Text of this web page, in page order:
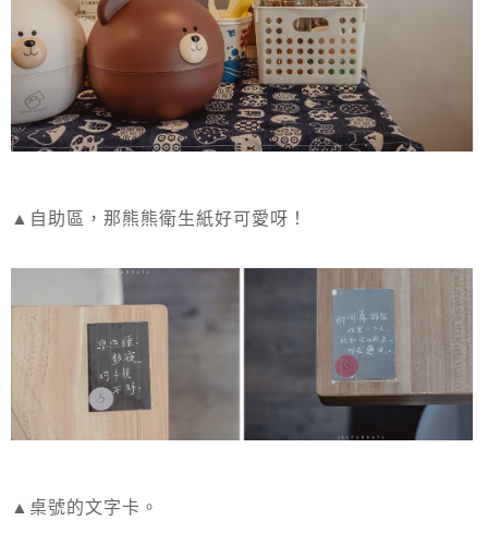
▲自助區，那熊熊衛生紙好可愛呀！
▲桌號的文字卡。